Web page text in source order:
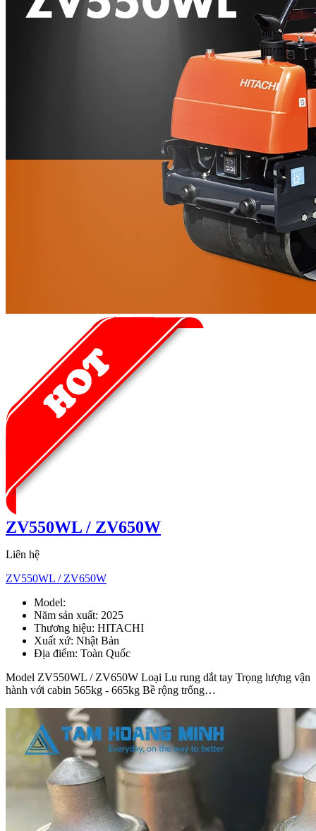
ZV550WL / ZV650W
Liên hệ
ZV550WL / ZV650W
Model:
Năm sản xuất: 2025
Thương hiệu: HITACHI
Xuất xứ: Nhật Bản
Địa điểm: Toàn Quốc
Model ZV550WL / ZV650W Loại Lu rung dắt tay Trọng lượng vận
hành với cabin 565kg - 665kg Bề rộng trống…